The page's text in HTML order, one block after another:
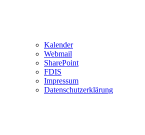
Kalender
Webmail
SharePoint
FDIS
Impressum
Datenschutzerklärung